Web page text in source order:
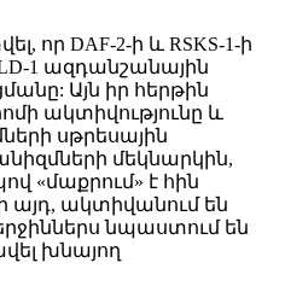
որ DAF-2-ի և RSKS-1-ի
1 ազդանշանային
Այն իր հերթին
ակտիվությունը և
սթրեսային
մեկնարկին,
«մաքրում» է հին
այդ, ակտիվանում են
նպաստում են
խնայող